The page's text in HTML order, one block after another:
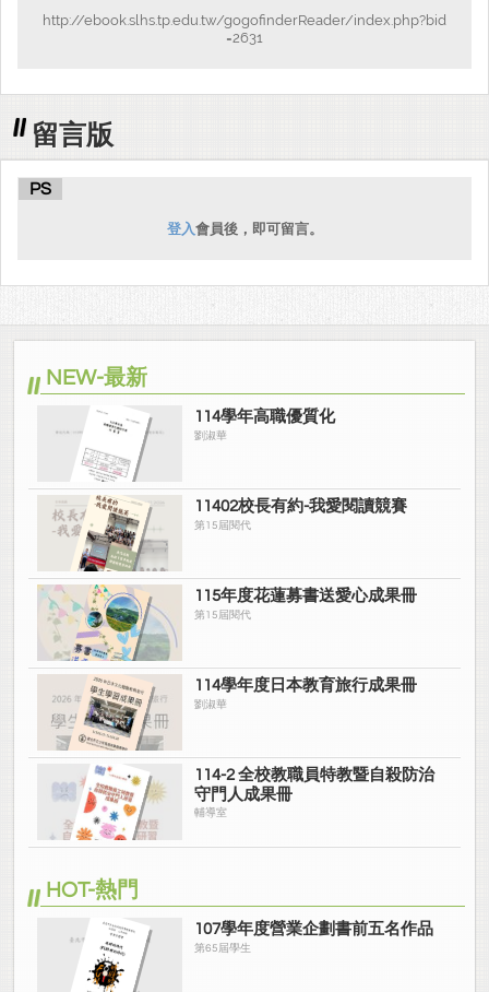
http://ebook.slhs.tp.edu.tw/gogofinderReader/index.php?bid
=2631
留言版
PS
登入會員後，即可留言。
NEW-最新
114學年高職優質化
劉淑華
11402校長有約-我愛閱讀競賽
第15屆閱代
115年度花蓮募書送愛心成果冊
第15屆閱代
114學年度日本教育旅行成果冊
劉淑華
114-2 全校教職員特教暨自殺防治
守門人成果冊
輔導室
HOT-熱門
107學年度營業企劃書前五名作品
第65屆學生